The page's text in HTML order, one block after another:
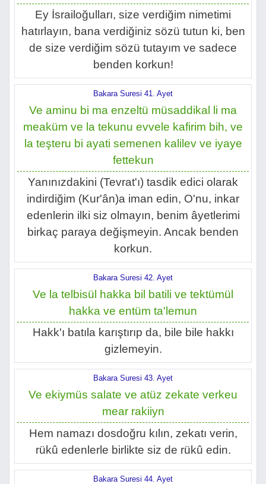
Ey İsrailoğulları, size verdiğim nimetimi
hatırlayın, bana verdiğiniz sözü tutun ki, ben
de size verdiğim sözü tutayım ve sadece
benden korkun!
Bakara Suresi 41. Ayet
Ve aminu bi ma enzeltü müsaddikal li ma
meaküm ve la tekunu evvele kafirim bih, ve
la teşteru bi ayati semenen kalilev ve iyaye
fettekun
Yanınızdakini (Tevrat'ı) tasdik edici olarak
indirdiğim (Kur'ân)a iman edin, O'nu, inkar
edenlerin ilki siz olmayın, benim âyetlerimi
birkaç paraya değişmeyin. Ancak benden
korkun.
Bakara Suresi 42. Ayet
Ve la telbisül hakka bil batili ve tektümül
hakka ve entüm ta'lemun
Hakk'ı batıla karıştırıp da, bile bile hakkı
gizlemeyin.
Bakara Suresi 43. Ayet
Ve ekiymüs salate ve atüz zekate verkeu
mear rakiiyn
Hem namazı dosdoğru kılın, zekatı verin,
rükû edenlerle birlikte siz de rükû edin.
Bakara Suresi 44. Ayet